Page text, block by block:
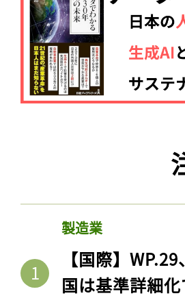
製造業
【国際】
国は基準詳細